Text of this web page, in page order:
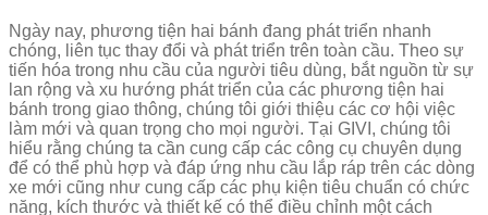
Ngày nay, phương tiện hai bánh đang phát triển nhanh
chóng, liên tục thay đổi và phát triển trên toàn cầu. Theo sự
tiến hóa trong nhu cầu của người tiêu dùng, bắt nguồn từ sự
lan rộng và xu hướng phát triển của các phương tiện hai
bánh trong giao thông, chúng tôi giới thiệu các cơ hội việc
làm mới và quan trọng cho mọi người. Tại GIVI, chúng tôi
hiểu rằng chúng ta cần cung cấp các công cụ chuyên dụng
để có thể phù hợp và đáp ứng nhu cầu lắp ráp trên các dòng
xe mới cũng như cung cấp các phụ kiện tiêu chuẩn có chức
năng, kích thước và thiết kế có thể điều chỉnh một cách